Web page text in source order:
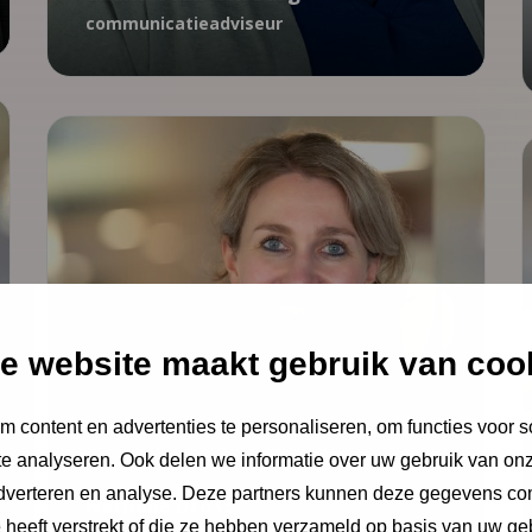
website maakt gebruik van
content en advertenties te personaliseren, om functies voor
analyseren. Ook delen we informatie over uw gebruik van
en analyse. Deze partners kunnen deze gegevens
verstrekt of die ze hebben verzameld op basis van uw
communicatieadviseur
Nathalie Drost
Nathalie Drost
adviseur
ndrost@ncj.nl